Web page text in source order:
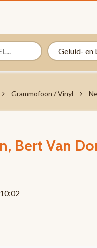
Grammofoon / Vinyl
Bert Van